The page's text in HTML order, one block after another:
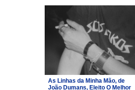
As Linhas da Minha Mão, de
João Dumans, Eleito O Melhor